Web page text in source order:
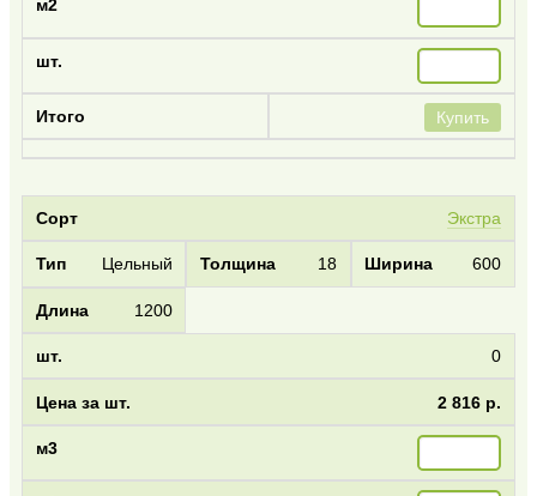
Купить
Экстра
Цельный 18 600
1200
0
2 816 р.